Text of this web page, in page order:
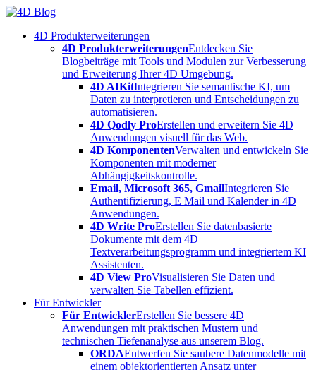
Skip
content4D Produkterweiterungen
4D ProdukterweiterungenEntdecken Sie
Blogbeiträge mit Tools und Modulen zur Verbesserung
und Erweiterung Ihrer 4D Umgebung.
4D AIKitIntegrieren Sie semantische KI, um
Daten zu interpretieren und Entscheidungen zu
automatisieren.
4D Qodly ProErstellen und erweitern Sie 4D
Anwendungen visuell für das Web.
4D KomponentenVerwalten und entwickeln Sie
Komponenten mit moderner
Abhängigkeitskontrolle.
Email, Microsoft 365, GmailIntegrieren Sie
Authentifizierung, E Mail und Kalender in 4D
Anwendungen.
4D Write ProErstellen Sie datenbasierte
Dokumente mit dem 4D
Textverarbeitungsprogramm und integriertem KI
Assistenten.
4D View ProVisualisieren Sie Daten und
verwalten Sie Tabellen effizient.
Für Entwickler
Für EntwicklerErstellen Sie bessere 4D
Anwendungen mit praktischen Mustern und
technischen Tiefenanalyse aus unserem Blog.
ORDAEntwerfen Sie saubere Datenmodelle mit
einem objektorientierten Ansatz unter